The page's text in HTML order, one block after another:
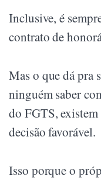
Inclusive, é
contrato de
Mas o que dá pra
ninguém saber
do FGTS,
decisão favorável.
Isso porque o